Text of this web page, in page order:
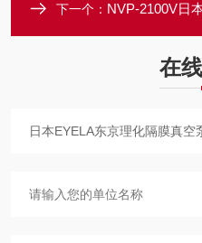
下一个： NVP-2100V日本
在